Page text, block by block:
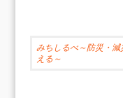
みちしるべ～防災・減
える～